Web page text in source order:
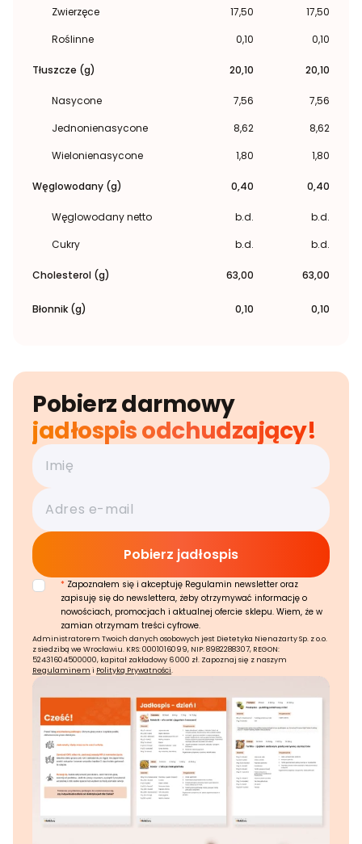
Zwierzęce 17,50
17,50
Roślinne
0,10 0,10
Tłuszcze (g) 20,10 20,10
Nasycone 7,56
7,56
Jednonienasycone
8,62
8,62
Wielonienasycone
1,80 1,80
Węglowodany (g) 0,40 0,40
Węglowodany netto b.d.
b.d.
Cukry
b.d. b.d.
Cholesterol (g) 63,00 63,00
Błonnik (g) 0,10 0,10
Pobierz darmowy
jadłospis odchudzający!
* Zapoznałem się i akceptuję Regulamin newsletter oraz
zapisuję się do newslettera, żeby otrzymywać informację o
nowościach, promocjach i aktualnej ofercie sklepu. Wiem, że w
zamian otrzymam treści cyfrowe.
Administratorem Twoich danych osobowych jest Dietetyka Nienażarty Sp. z o.o.
z siedzibą we Wrocławiu. KRS: 0001016099, NIP: 8982288307, REGON:
52431604500000, kapitał zakładowy 6 000 zł. Zapoznaj się z naszym
Regulaminem i Polityką Prywatności.